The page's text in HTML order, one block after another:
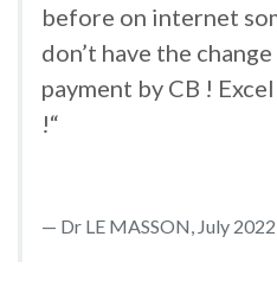
before on internet
don’t have the
payment by CB !
!“
Dr LE MASSON, July 2022